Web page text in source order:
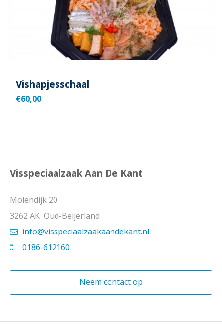
Vishapjesschaal
€60,00
Visspeciaalzaak Aan De Kant
Molendijk 20
3262 AK Oud-Beijerland
info@visspeciaalzaakaandekant.nl
0186-612160
Neem contact op